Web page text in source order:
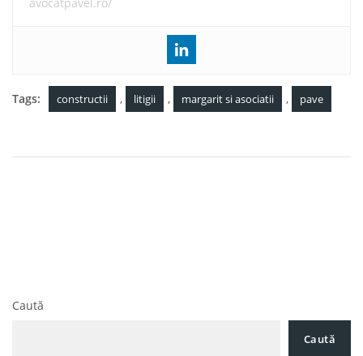
Tags: constructii , litigii , margarit si asociatii , pave
Caută
Caută